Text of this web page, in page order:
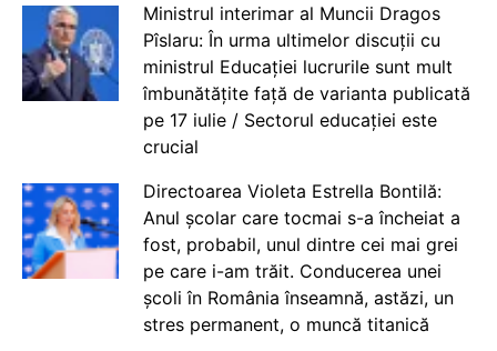
Ministrul interimar al Muncii Dragos
Pîslaru: În urma ultimelor discuții cu
ministrul Educației lucrurile sunt mult
îmbunătățite față de varianta publicată
pe 17 iulie / Sectorul educației este
crucial
Directoarea Violeta Estrella Bontilă:
Anul școlar care tocmai s-a încheiat a
fost, probabil, unul dintre cei mai grei
pe care i-am trăit. Conducerea unei
școli în România înseamnă, astăzi, un
stres permanent, o muncă titanică